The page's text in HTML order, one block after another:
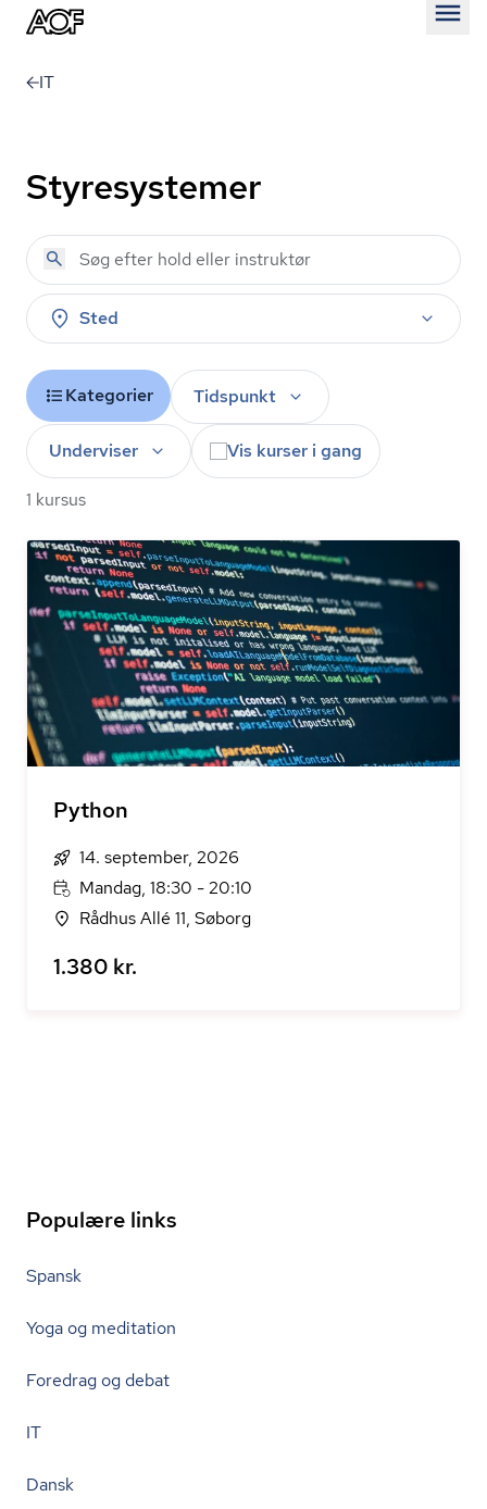
IT
Styresystemer
Sted
Kategorier Tidspunkt
Underviser Vis kurser i gang
1 kursus
Python
14. september, 2026
Mandag, 18:30 - 20:10
Rådhus Allé 11, Søborg
1.380 kr.
Populære links
Spansk
Yoga og meditation
Foredrag og debat
IT
Dansk